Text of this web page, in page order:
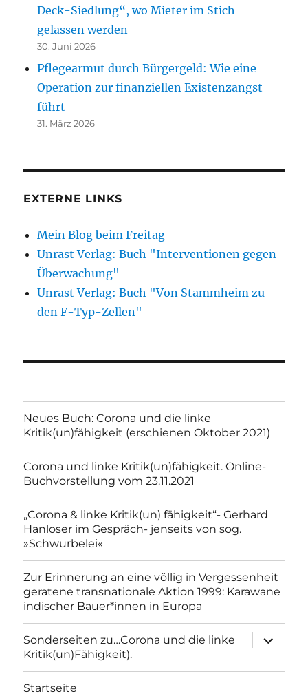
Deck-Siedlung“, wo Mieter im Stich
gelassen werden
30. Juni 2026
Pflegearmut durch Bürgergeld: Wie eine
Operation zur finanziellen Existenzangst
führt
31. März 2026
EXTERNE LINKS
Mein Blog beim Freitag
Unrast Verlag: Buch "Interventionen gegen
Überwachung"
Unrast Verlag: Buch "Von Stammheim zu
den F-Typ-Zellen"
Neues Buch: Corona und die linke
Kritik(un)fähigkeit (erschienen Oktober 2021)
Corona und linke Kritik(un)fähigkeit. Online-
Buchvorstellung vom 23.11.2021
„Corona & linke Kritik(un) fähigkeit“- Gerhard
Hanloser im Gespräch- jenseits von sog.
»Schwurbelei«
Zur Erinnerung an eine völlig in Vergessenheit
geratene transnationale Aktion 1999: Karawane
indischer Bauer*innen in Europa
Sonderseiten zu…Corona und die linke
Kritik(un)Fähigkeit).
anzeigen
Startseite